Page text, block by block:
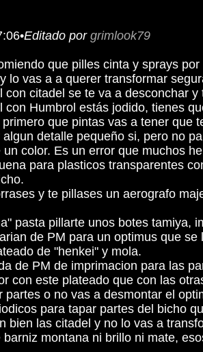
•Editado por grimlook79
que pilles cinta y sprays
lo vas a a querer transformar
con citadel se te va a desconchar
con Humbrol estás jodido, tienes
que pintas vas a tener que
detalle pequeño si, pero no
color. Es un error que muchos
para plasticos transparentes
y te pillases un aerografo
pasta pillarte unos botes tamiya,
de PM para un optimus que
de "henkei" y mola.
de PM de imprimacion para las
con este plateado que con las
partes o no vas a desmontar el
para tapar partes del bicho
bien las citadel y no lo vas a
barniz montana ni brillo ni mate,